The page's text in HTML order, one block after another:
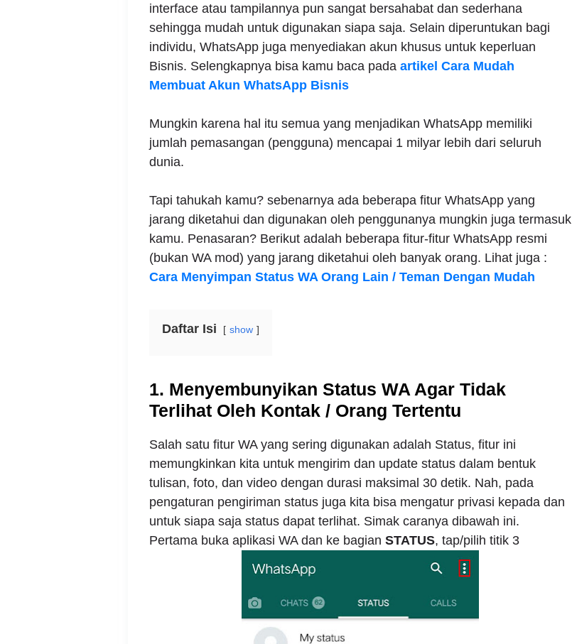
interface atau tampilannya pun sangat bersahabat dan sederhana
sehingga mudah untuk digunakan siapa saja. Selain diperuntukan bagi
individu, WhatsApp juga menyediakan akun khusus untuk keperluan
Bisnis. Selengkapnya bisa kamu baca pada artikel Cara Mudah
Membuat Akun WhatsApp Bisnis
Mungkin karena hal itu semua yang menjadikan WhatsApp memiliki
jumlah pemasangan (pengguna) mencapai 1 milyar lebih dari seluruh
dunia.
Tapi tahukah kamu? sebenarnya ada beberapa fitur WhatsApp yang
jarang diketahui dan digunakan oleh penggunanya mungkin juga termasuk
kamu. Penasaran? Berikut adalah beberapa fitur-fitur WhatsApp resmi
(bukan WA mod) yang jarang diketahui oleh banyak orang. Lihat juga :
Cara Menyimpan Status WA Orang Lain / Teman Dengan Mudah
Daftar Isi show
1. Menyembunyikan Status WA Agar Tidak
Terlihat Oleh Kontak / Orang Tertentu
Salah satu fitur WA yang sering digunakan adalah Status, fitur ini
memungkinkan kita untuk mengirim dan update status dalam bentuk
tulisan, foto, dan video dengan durasi maksimal 30 detik. Nah, pada
pengaturan pengiriman status juga kita bisa mengatur privasi kepada dan
untuk siapa saja status dapat terlihat. Simak caranya dibawah ini.
Pertama buka aplikasi WA dan ke bagian STATUS, tap/pilih titik 3